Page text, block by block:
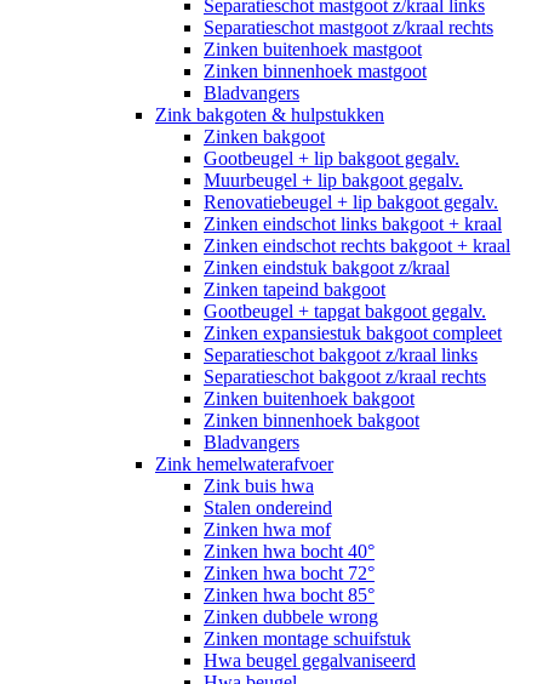
Separatieschot mastgoot z/kraal links
Separatieschot mastgoot z/kraal rechts
Zinken buitenhoek mastgoot
Zinken binnenhoek mastgoot
Bladvangers
Zink bakgoten & hulpstukken
Zinken bakgoot
Gootbeugel + lip bakgoot gegalv.
Muurbeugel + lip bakgoot gegalv.
Renovatiebeugel + lip bakgoot gegalv.
Zinken eindschot links bakgoot + kraal
Zinken eindschot rechts bakgoot + kraal
Zinken eindstuk bakgoot z/kraal
Zinken tapeind bakgoot
Gootbeugel + tapgat bakgoot gegalv.
Zinken expansiestuk bakgoot compleet
Separatieschot bakgoot z/kraal links
Separatieschot bakgoot z/kraal rechts
Zinken buitenhoek bakgoot
Zinken binnenhoek bakgoot
Bladvangers
Zink hemelwaterafvoer
Zink buis hwa
Stalen ondereind
Zinken hwa mof
Zinken hwa bocht 40°
Zinken hwa bocht 72°
Zinken hwa bocht 85°
Zinken dubbele wrong
Zinken montage schuifstuk
Hwa beugel gegalvaniseerd